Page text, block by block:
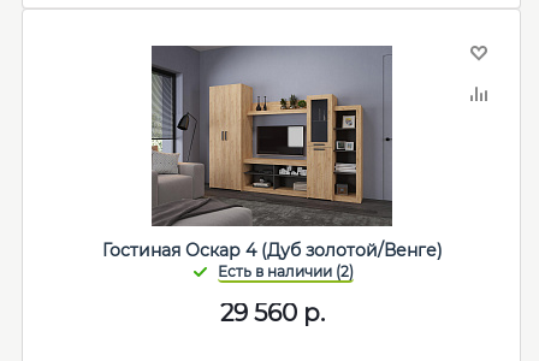
Гостиная Оскар 4 (Дуб золотой/Венге)
29 560р.